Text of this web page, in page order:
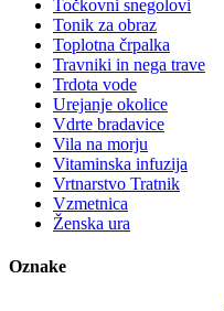
Točkovni snegolovi
Tonik za obraz
Toplotna črpalka
Travniki in nega trave
Trdota vode
Urejanje okolice
Vdrte bradavice
Vila na morju
Vitaminska infuzija
Vrtnarstvo Tratnik
Vzmetnica
Ženska ura
Oznake